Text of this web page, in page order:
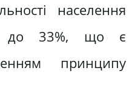
населення
до 33%, що є
принципу